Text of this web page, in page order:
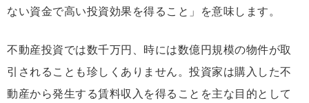
ない資金で高い投資効果を得ること」を意味します 。
不動産投資では数千万円、時には数億円規模の物件が取
引されることも珍しくありません。投資家は購入した不
動産から発生する賃料収入を得ることを主な目的として